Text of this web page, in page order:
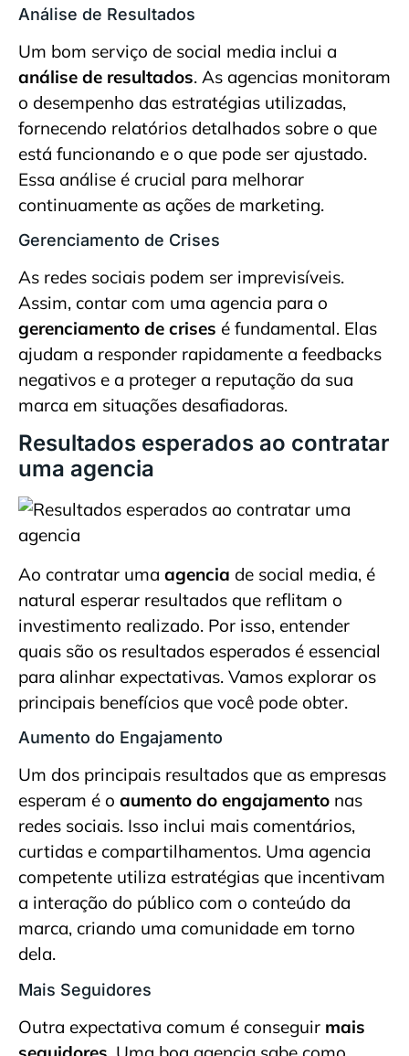
Análise de Resultados
Um bom serviço de social media inclui a
análise de resultados. As agencias monitoram
o desempenho das estratégias utilizadas,
fornecendo relatórios detalhados sobre o que
está funcionando e o que pode ser ajustado.
Essa análise é crucial para melhorar
continuamente as ações de marketing.
Gerenciamento de Crises
As redes sociais podem ser imprevisíveis.
Assim, contar com uma agencia para o
gerenciamento de crises é fundamental. Elas
ajudam a responder rapidamente a feedbacks
negativos e a proteger a reputação da sua
marca em situações desafiadoras.
Resultados esperados ao contratar
uma agencia
Ao contratar uma agencia de social media, é
natural esperar resultados que reflitam o
investimento realizado. Por isso, entender
quais são os resultados esperados é essencial
para alinhar expectativas. Vamos explorar os
principais benefícios que você pode obter.
Aumento do Engajamento
Um dos principais resultados que as empresas
esperam é o aumento do engajamento nas
redes sociais. Isso inclui mais comentários,
curtidas e compartilhamentos. Uma agencia
competente utiliza estratégias que incentivam
a interação do público com o conteúdo da
marca, criando uma comunidade em torno
dela.
Mais Seguidores
Outra expectativa comum é conseguir mais